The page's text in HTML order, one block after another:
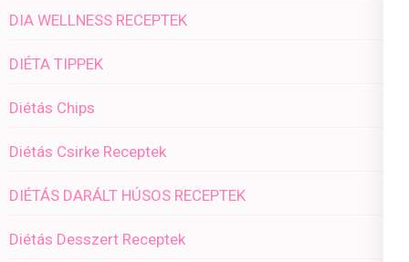
DIA WELLNESS RECEPTEK
DIÉTA TIPPEK
Diétás Chips
Diétás Csirke Receptek
DIÉTÁS DARÁLT HÚSOS RECEPTEK
Diétás Desszert Receptek